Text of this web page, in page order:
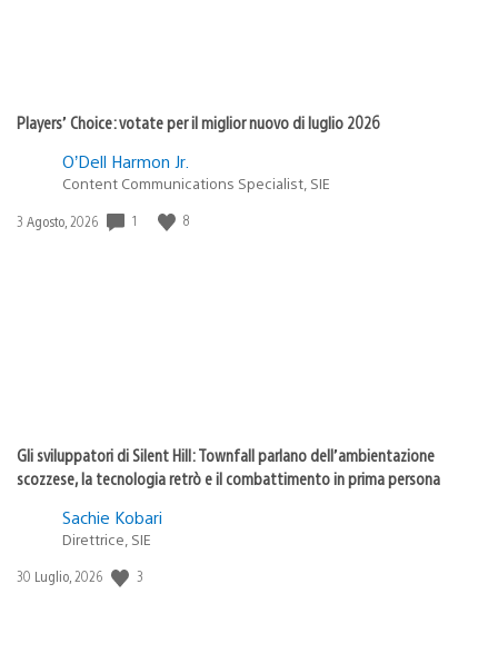
Players’ Choice: votate per il miglior nuovo di luglio 2026
O’Dell Harmon Jr.
Content Communications Specialist, SIE
Data
3 Agosto, 2026 1 8
Gli sviluppatori di Silent Hill: Townfall parlano dell’ambientazione
scozzese, la tecnologia retrò e il combattimento in prima persona
Sachie Kobari
Direttrice, SIE
Data
30 Luglio, 2026 3